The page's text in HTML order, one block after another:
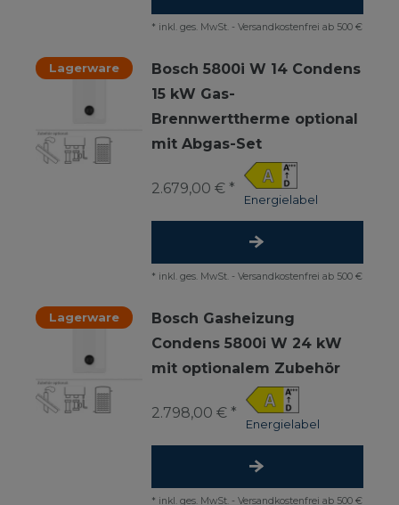
* inkl. ges. MwSt. - Versandkostenfrei ab 500 €
Lagerware
Bosch 5800i W 14 Condens
15 kW Gas-
Brennwerttherme optional
mit Abgas-Set
Energielabel
2.679,00 € *
* inkl. ges. MwSt. - Versandkostenfrei ab 500 €
Lagerware
Bosch Gasheizung
Condens 5800i W 24 kW
mit optionalem Zubehör
Energielabel
2.798,00 € *
* inkl. ges. MwSt. - Versandkostenfrei ab 500 €